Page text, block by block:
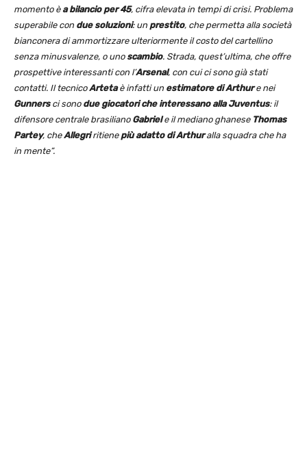
momento èa bilancio per 45, cifra elevata in tempi di crisi. Problema
superabile con due soluzioni: un prestito, che permetta alla società
bianconera di ammortizzare ulteriormente il costo del cartellino
senza minusvalenze, o uno scambio. Strada, quest’ultima, che offre
prospettive interessanti con l’Arsenal, con cui ci sono già stati
contatti. Il tecnicoArtetaè infatti un estimatore di Arthure nei
Gunnersci sono due giocatori che interessano alla Juventus: il
difensore centrale brasiliano Gabriele il mediano ghanese Thomas
Partey, cheAllegriritiene più adatto di Arthuralla squadra che ha
in mente”.